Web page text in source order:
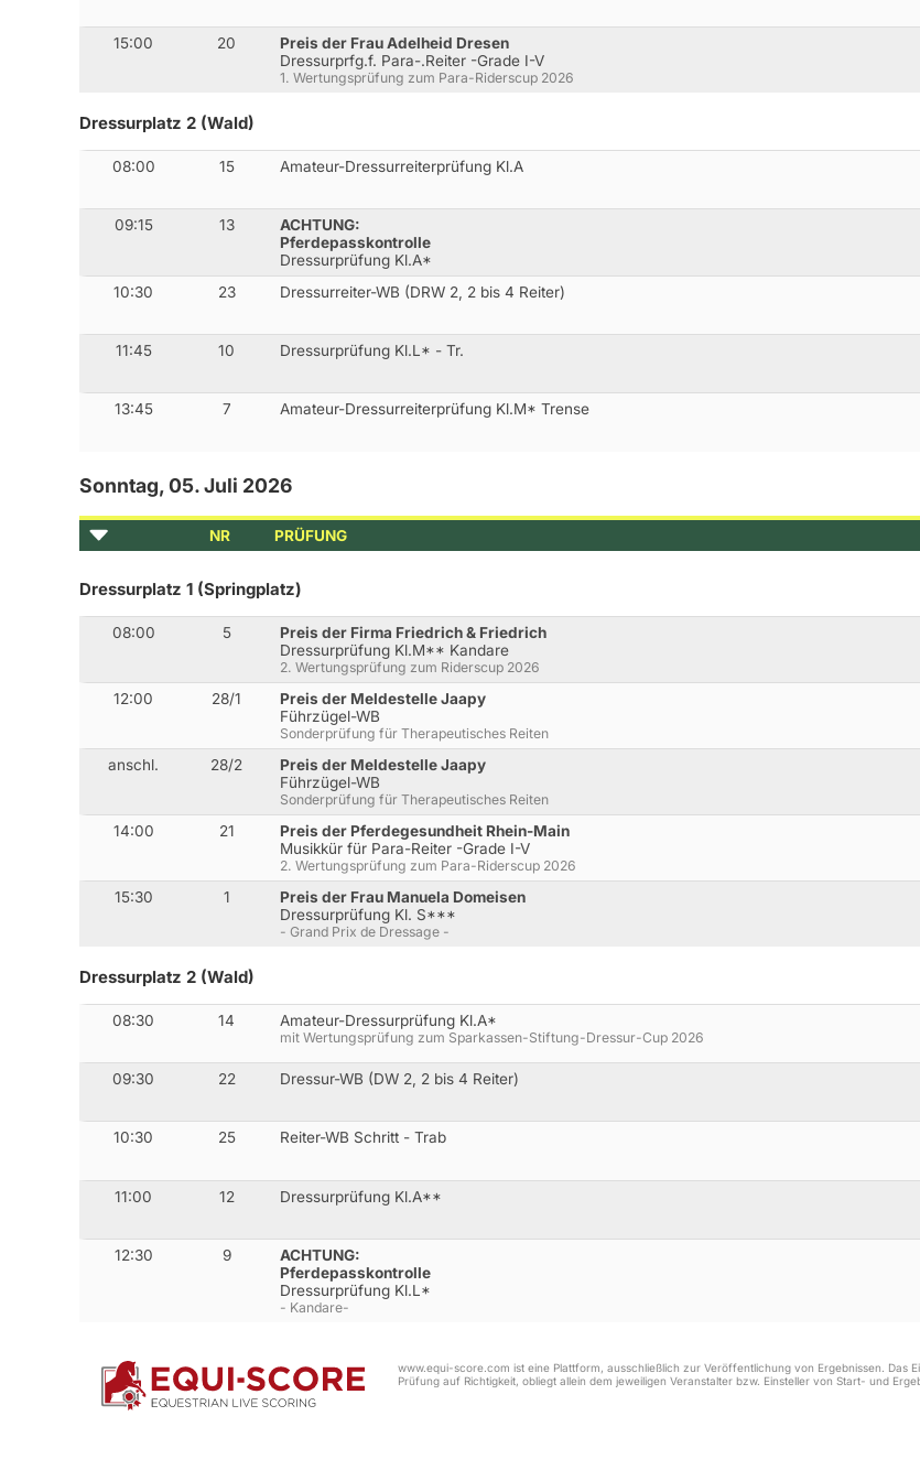
15:00 20
Preis der Frau Adelheid Dresen
Dressurprfg.f. Para-.Reiter -Grade I-V
1. Wertungsprüfung zum Para-Riderscup 2026
Dressurplatz 2 (Wald)
08:00 15 Amateur-Dressurreiterprüfung Kl.A
09:15 13
ACHTUNG:
Pferdepasskontrolle
Dressurprüfung Kl.A*
10:30 23 Dressurreiter-WB (DRW 2, 2 bis 4 Reiter)
11:45 10 Dressurprüfung Kl.L* - Tr.
13:45 7 Amateur-Dressurreiterprüfung Kl.M* Trense
Sonntag, 05. Juli 2026
NR PRÜFUNG
Dressurplatz 1 (Springplatz)
08:00 5
Preis der Firma Friedrich & Friedrich
Dressurprüfung Kl.M** Kandare
2. Wertungsprüfung zum Riderscup 2026
12:00 28/1
Preis der Meldestelle Jaapy
Führzügel-WB
Sonderprüfung für Therapeutisches Reiten
anschl. 28/2
Preis der Meldestelle Jaapy
Führzügel-WB
Sonderprüfung für Therapeutisches Reiten
14:00 21
Preis der Pferdegesundheit Rhein-Main
Musikkür für Para-Reiter -Grade I-V
2. Wertungsprüfung zum Para-Riderscup 2026
15:30 1
Preis der Frau Manuela Domeisen
Dressurprüfung Kl. S***
- Grand Prix de Dressage -
Dressurplatz 2 (Wald)
08:30 14 Amateur-Dressurprüfung Kl.A*
mit Wertungsprüfung zum Sparkassen-Stiftung-Dressur-Cup 2026
09:30 22 Dressur-WB (DW 2, 2 bis 4 Reiter)
10:30 25 Reiter-WB Schritt - Trab
11:00 12 Dressurprüfung Kl.A**
12:30 9
ACHTUNG:
Pferdepasskontrolle
Dressurprüfung Kl.L*
- Kandare-
www.equi-score.com ist eine Plattform, ausschließlich zur Veröffentlichung von Ergebnissen. Das
Prüfung auf Richtigkeit, obliegt allein dem jeweiligen Veranstalter bzw. Einsteller von Start- und